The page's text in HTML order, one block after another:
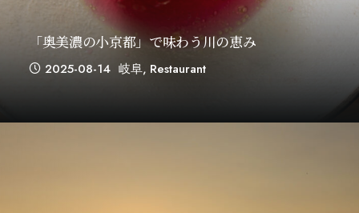
「奥美濃の小京都」で味わう川の恵み
2025-08-14 岐阜, Restaurant